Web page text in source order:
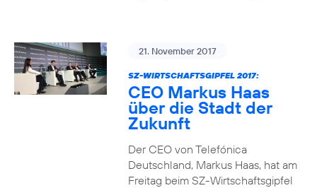
21. November 2017
SZ-WIRTSCHAFTSGIPFEL 2017:
CEO Markus Haas
über die Stadt der
Zukunft
Der CEO von Telefónica
Deutschland, Markus Haas, hat am
Freitag beim SZ-Wirtschaftsgipfel